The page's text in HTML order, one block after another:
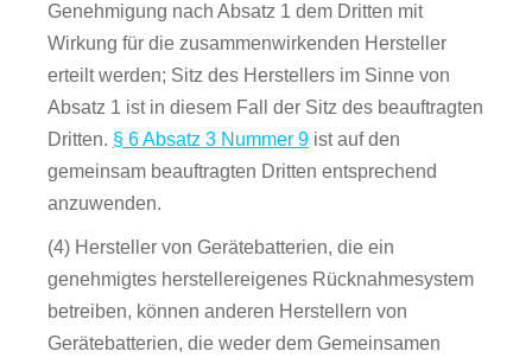
Genehmigung nach Absatz 1 dem Dritten mit
Wirkung für die zusammenwirkenden Hersteller
erteilt werden; Sitz des Herstellers im Sinne von
Absatz 1 ist in diesem Fall der Sitz des beauftragten
Dritten. § 6 Absatz 3 Nummer 9 ist auf den
gemeinsam beauftragten Dritten entsprechend
anzuwenden.
(4) Hersteller von Gerätebatterien, die ein
genehmigtes herstellereigenes Rücknahmesystem
betreiben, können anderen Herstellern von
Gerätebatterien, die weder dem Gemeinsamen